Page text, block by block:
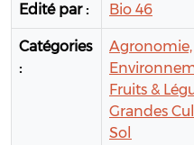
Edité par : Bio 46
Catégories
:
Agronomie,
Fruits &
Grandes
Sol